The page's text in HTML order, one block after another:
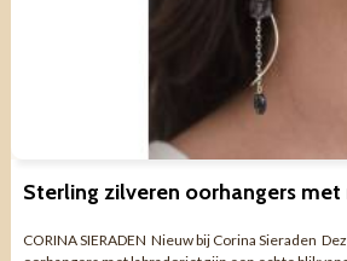
Sterling zilveren oorhangers
CORINA SIERADEN Nieuw bij Corina Sieraden